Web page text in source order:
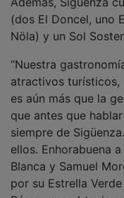
(dos El Doncel, uno
Nöla) y un Sol
atractivos
es aún más que la
que antes que
siempre de
ellos. Enhorabuena
Blanca y Samuel
por su Estrella
Pérez, que